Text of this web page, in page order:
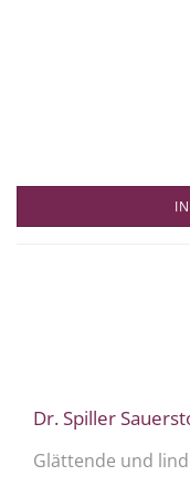
Dr. Spiller
Glättende und